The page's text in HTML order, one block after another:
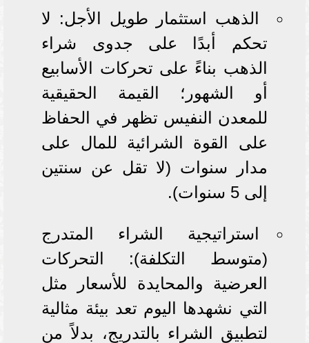
الذهب استثمار طويل الأجل: لا
تحكم أبدًا على جدوى شراء
الذهب بناءً على تحركات الأسابيع
أو الشهور؛ القيمة الحقيقية
للمعدن النفيس تظهر في الحفاظ
على القوة الشرائية للمال على
مدار سنوات (لا تقل عن سنتين
إلى 5 سنوات).
استراتيجية الشراء المتدرج
(متوسط التكلفة): التحركات
العرضية والمحايدة للأسعار مثل
التي نشهدها اليوم تعد بيئة مثالية
لتطبيق الشراء بالتدريج، بدلاً من